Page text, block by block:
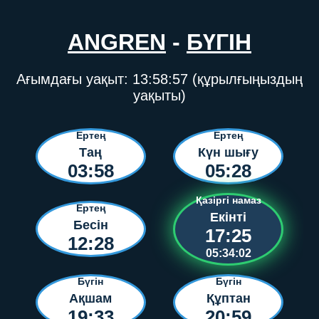
ANGREN - БҮГІН
Ағымдағы уақыт: 13:58:57 (құрылғыңыздың
уақыты)
Ертең
Таң
03:58
Ертең
Күн шығу
05:28
Ертең
Бесін
12:28
Қазіргі намаз
Екінті
17:25
05:34:02
Бүгін
Ақшам
Бүгін
Құптан